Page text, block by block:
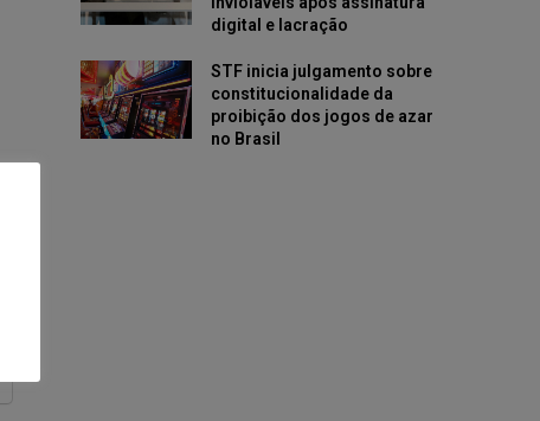
digital e lacração
STF inicia julgamento sobre
constitucionalidade da
proibição dos jogos de azar
no Brasil